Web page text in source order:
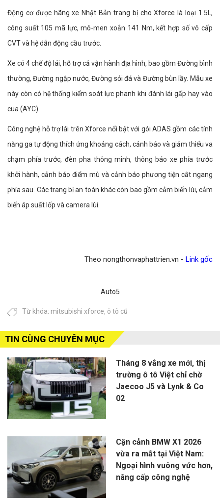
Động cơ được hãng xe Nhật Bản trang bị cho Xforce là loại 1.5L,
công suất 105 mã lực, mô-men xoắn 141 Nm, kết hợp số vô cấp
CVT và hệ dẫn động cầu trước.
Xe có 4 chế độ lái, hỗ trợ cả vận hành địa hình, bao gồm Đường bình
thường, Đường ngập nước, Đường sỏi đá và Đường bùn lầy. Mẫu xe
này còn có hệ thống kiểm soát lực phanh khi đánh lái gấp hay vào
cua (AYC).
Công nghệ hỗ trợ lái trên Xforce nổi bật với gói ADAS gồm các tính
năng ga tự động thích ứng khoảng cách, cảnh báo và giảm thiểu va
chạm phía trước, đèn pha thông minh, thông báo xe phía trước
khởi hành, cảnh báo điểm mù và cảnh báo phương tiện cắt ngang
phía sau. Các trang bị an toàn khác còn bao gồm cảm biến lùi, cảm
biến áp suất lốp và camera lùi.
Theo nongthonvaphattrien.vn - Link gốc
Auto5
Từ khóa: mitsubishi xforce, ô tô cũ
TIN CÙNG CHUYÊN MỤC
Tháng 8 vắng xe mới, thị
trường ô tô Việt chỉ chờ
Jaecoo J5 và Lynk & Co
02
Cận cảnh BMW X1 2026
vừa ra mắt tại Việt Nam:
Ngoại hình vuông vức hơn,
nâng cấp công nghệ